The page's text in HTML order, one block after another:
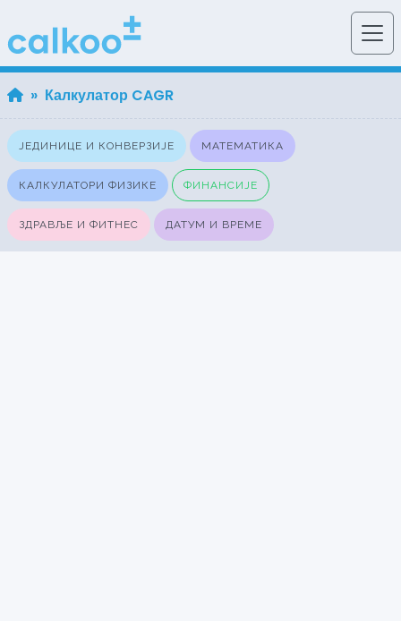
» Калкулатор CAGR
ЈЕДИНИЦЕ И КОНВЕРЗИЈЕ МАТЕМАТИКА
КАЛКУЛАТОРИ ФИЗИКЕ ФИНАНСИЈЕ
ЗДРАВЉЕ И ФИТНЕС ДАТУМ И ВРЕМЕ